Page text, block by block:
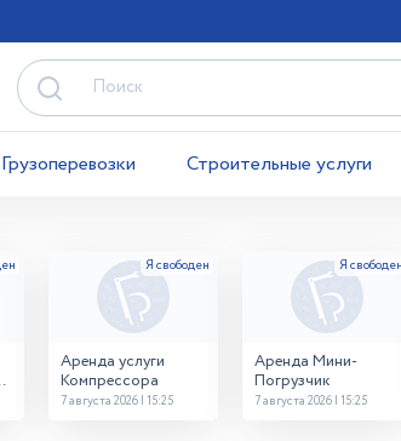
Грузоперевозки Строительные услуги
Аренда услуги
Компрессора
7 августа 2026 | 15:25
Аренда Мини-
Погрузчик
7 августа 2026 | 15:25